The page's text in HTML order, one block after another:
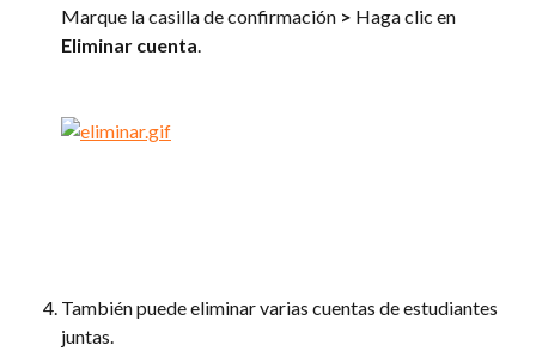
Marque la casilla de confirmación > Haga clic en
Eliminar cuenta.
También puede eliminar varias cuentas de estudiantes
juntas.